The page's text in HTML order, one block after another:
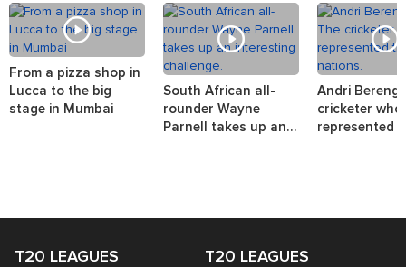
From a pizza shop in
Lucca to the big
stage in Mumbai
South African all-
rounder Wayne
Parnell takes up an
Andri
cricketer who
represented
T20 LEAGUES T20 LEAGUES